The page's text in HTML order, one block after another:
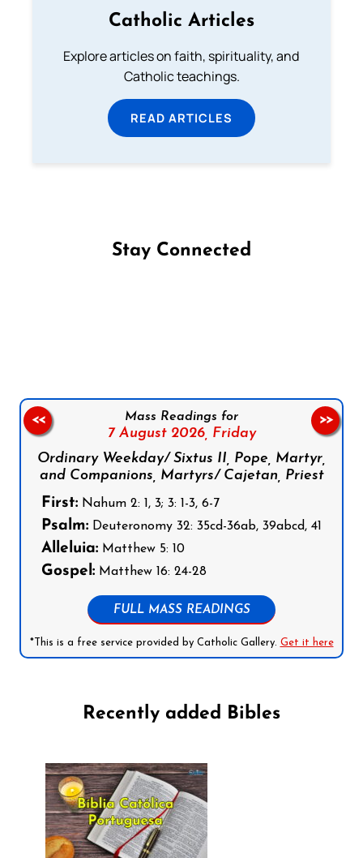
Catholic Articles
Explore articles on faith, spirituality, and
Catholic teachings.
READ ARTICLES
Stay Connected
Mass Readings for
7 August 2026, Friday
Ordinary Weekday/ Sixtus II, Pope, Martyr,
and Companions, Martyrs/ Cajetan, Priest
First: Nahum 2: 1, 3; 3: 1-3, 6-7
Psalm: Deuteronomy 32: 35cd-36ab, 39abcd, 41
Alleluia: Matthew 5: 10
Gospel: Matthew 16: 24-28
FULL MASS READINGS
*This is a free service provided by Catholic Gallery. Get it here
<< >>
Recently added Bibles